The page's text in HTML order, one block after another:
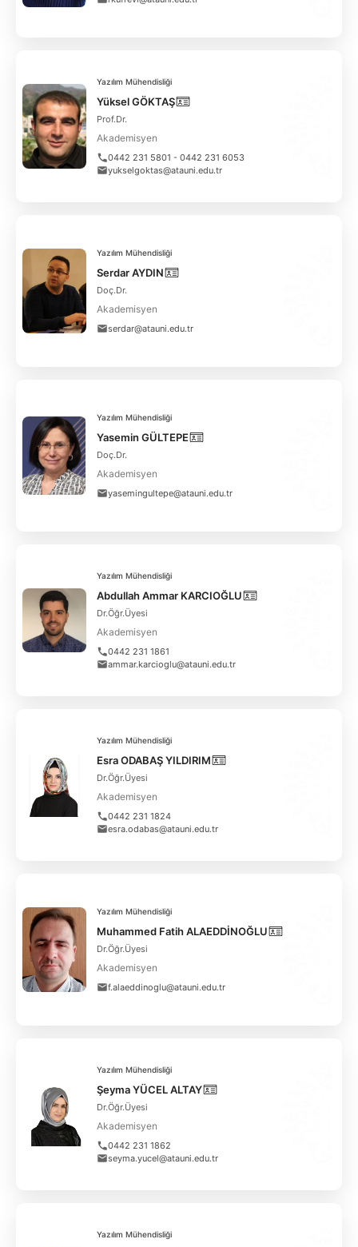
Yazılım Mühendisliği
Yüksel GÖKTAŞ
Prof.Dr.
Akademisyen
0442 231 5801 - 0442 231 6053
yukselgoktas@atauni.edu.tr
Yazılım Mühendisliği
Serdar AYDIN
Doç.Dr.
Akademisyen
serdar@atauni.edu.tr
Yazılım Mühendisliği
Yasemin GÜLTEPE
Doç.Dr.
Akademisyen
yasemingultepe@atauni.edu.tr
Yazılım Mühendisliği
Abdullah Ammar KARCIOĞLU
Dr.Öğr.Üyesi
Akademisyen
0442 231 1861
ammar.karcioglu@atauni.edu.tr
Yazılım Mühendisliği
Esra ODABAŞ YILDIRIM
Dr.Öğr.Üyesi
Akademisyen
0442 231 1824
esra.odabas@atauni.edu.tr
Yazılım Mühendisliği
Muhammed Fatih ALAEDDİNOĞLU
Dr.Öğr.Üyesi
Akademisyen
f.alaeddinoglu@atauni.edu.tr
Yazılım Mühendisliği
Şeyma YÜCEL ALTAY
Dr.Öğr.Üyesi
Akademisyen
0442 231 1862
seyma.yucel@atauni.edu.tr
Yazılım Mühendisliği